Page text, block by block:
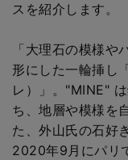
スを紹介します。
「大理石の模様や
形にした一輪挿し
レ）」。"MINE"
ち、地層や模様を
た、外山氏の石好
2020年9月にパリ